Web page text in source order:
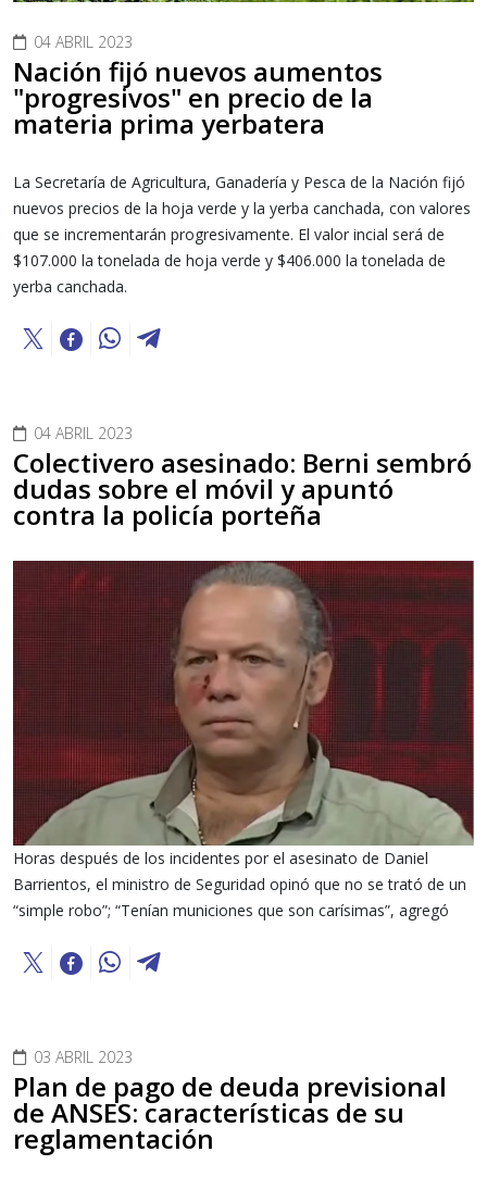
04 ABRIL 2023
Nación fijó nuevos aumentos
"progresivos" en precio de la
materia prima yerbatera
La Secretaría de Agricultura, Ganadería y Pesca de la Nación fijó
nuevos precios de la hoja verde y la yerba canchada, con valores
que se incrementarán progresivamente. El valor incial será de
$107.000 la tonelada de hoja verde y $406.000 la tonelada de
yerba canchada.
04 ABRIL 2023
Colectivero asesinado: Berni sembró
dudas sobre el móvil y apuntó
contra la policía porteña
Horas después de los incidentes por el asesinato de Daniel
Barrientos, el ministro de Seguridad opinó que no se trató de un
“simple robo”; “Tenían municiones que son carísimas”, agregó
03 ABRIL 2023
Plan de pago de deuda previsional
de ANSES: características de su
reglamentación